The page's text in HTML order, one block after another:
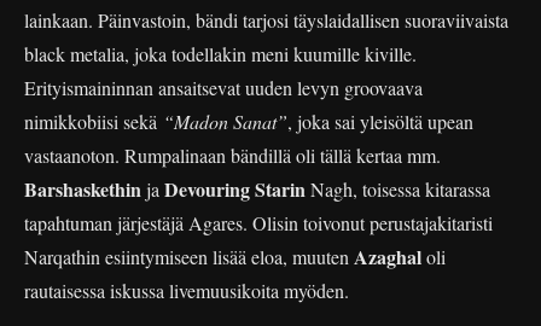
lainkaan. Päinvastoin, bändi tarjosi täyslaidallisen suoraviivaista
black metalia, joka todellakin meni kuumille kiville.
Erityismaininnan ansaitsevat uuden levyn groovaava
nimikkobiisi sekä “Madon Sanat”, joka sai yleisöltä upean
vastaanoton. Rumpalinaan bändillä oli tällä kertaa mm.
Barshaskethin ja Devouring Starin Nagh, toisessa kitarassa
tapahtuman järjestäjä Agares. Olisin toivonut perustajakitaristi
Narqathin esiintymiseen lisää eloa, muuten Azaghaloli
rautaisessa iskussa livemuusikoita myöden.